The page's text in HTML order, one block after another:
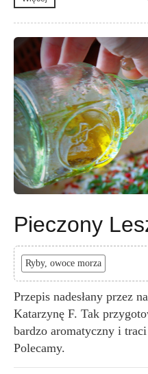
Pieczony
Ryby, owoce morza
Przepis nadesłany przez
Katarzynę F. Tak
bardzo aromatyczny i
Polecamy.